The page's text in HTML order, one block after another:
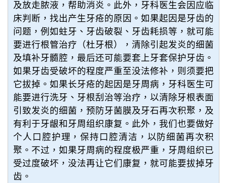
及放走脓液，帮助消炎。此外，牙科医生会因应临
床判断，找出产生牙疮的原因。如果起因是牙齿的
问题，例如蛀牙、牙齿破裂、牙齿耗损等，就可能
要进行根管治疗（杜牙根），清除引起发炎的细菌
及填补牙髓腔，最后还可能要套上牙套保护牙齿。
如果牙齿受破坏的程度严重至没法修补，则须要把
它拔掉。如果长牙疮的起因是牙周病，牙科医生可
能要进行洗牙、牙根刮治等治疗，以清除牙根表面
引致发炎的细菌，预防牙菌膜及牙石再次积聚，及
有利于牙龈和牙周组织康复。此外，我们也要做好
个人口腔护理，保持口腔清洁，以防细菌再次积
聚。不过，如果牙周病的程度极严重，牙周组织已
受过度破坏，没法再让它们康复，就可能要拔掉牙
齿。